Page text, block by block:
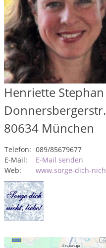
Henriette Stephan
80634 München
Telefon: 089/85679677
E-Mail:
E-Mail senden
Web:
www.sorge-dich-